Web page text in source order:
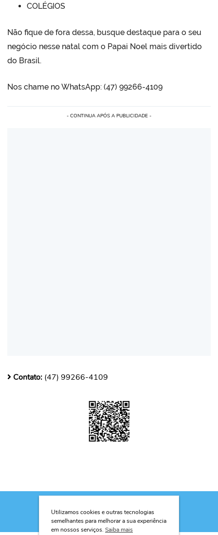
Utilizamos cookies e outras tecnologias
semelhantes para melhorar a sua experiência
em nossos serviços. Saiba mais
COLÉGIOS
Não fique de fora dessa, busque destaque para o seu
negócio nesse natal com o Papai Noel mais divertido
do Brasil.
Nos chame no WhatsApp: (47) 99266-4109
- CONTINUA APÓS A PUBLICIDADE -
Contato: (47) 99266-4109